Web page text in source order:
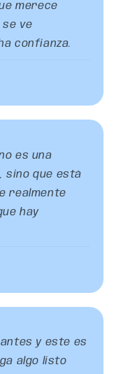
merece
se ve
confianza.
es una
sino que está
realmente
hay
y este es
algo listo